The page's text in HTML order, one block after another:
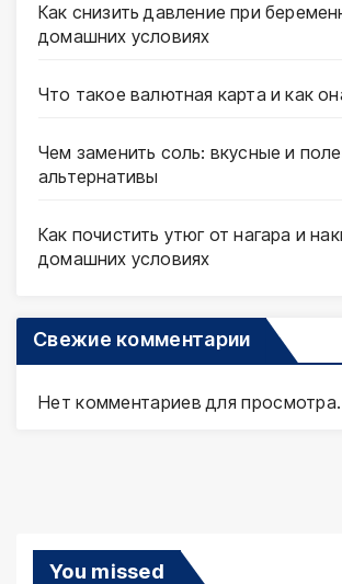
Как снизить давление при
домашних условиях
Что такое валютная карта и как
Чем заменить соль: вкусные и
альтернативы
Как почистить утюг от нагара и
домашних условиях
Свежие комментарии
Нет комментариев для просмотра.
You missed